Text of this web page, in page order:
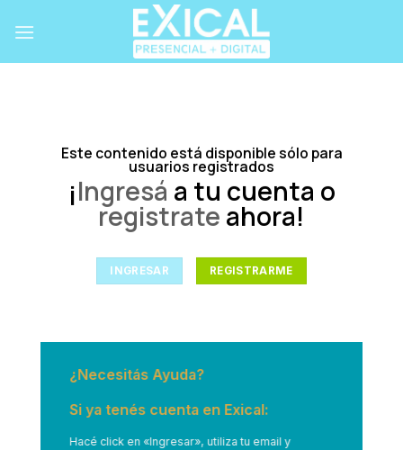
Este contenido está disponible sólo para
usuarios registrados
¡Ingresá a tu cuenta o
registrate ahora!
INGRESAR REGISTRARME
¿Necesitás Ayuda?
Si ya tenés cuenta en Exical:
Hacé click en «Ingresar», utiliza tu email y